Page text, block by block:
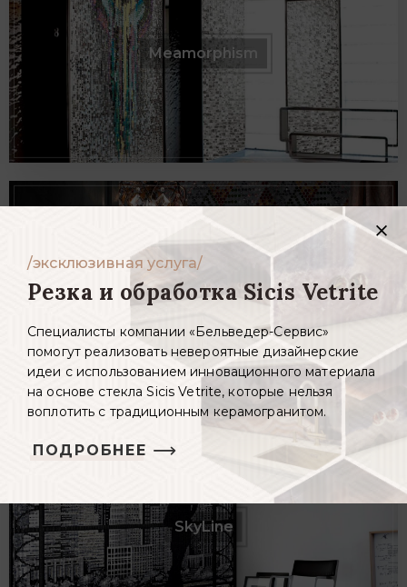
Meamorphism
Neoglass
SkyLine
/эксклюзивная услуга/
Резка и обработка Sicis Vetrite
Специалисты компании «Бельведер-Сервис»
помогут реализовать невероятные дизайнерские
идеи с использованием инновационного материала
на основе стекла Sicis Vetrite, которые нельзя
воплотить с традиционным керамогранитом.
ПОДРОБНЕЕ